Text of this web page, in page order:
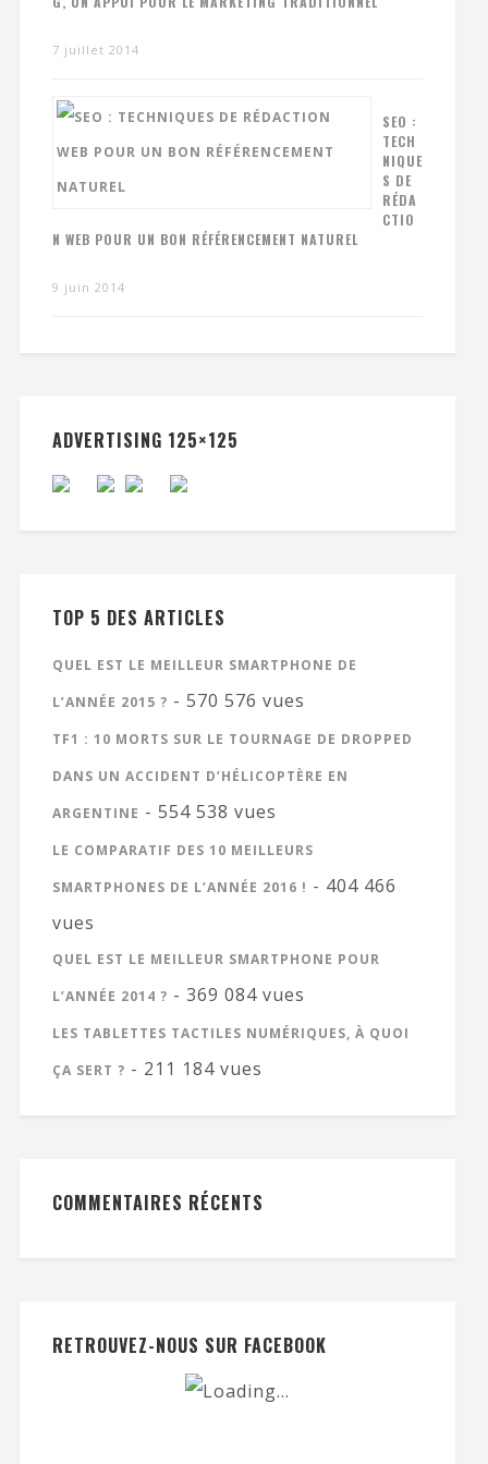
7 juillet 2014
SEO :
TECH
NIQUE
S DE
RÉDA
CTIO
N WEB POUR UN BON RÉFÉRENCEMENT NATUREL
9 juin 2014
ADVERTISING 125×125
TOP 5 DES ARTICLES
QUEL EST LE MEILLEUR SMARTPHONE DE
L’ANNÉE 2015 ? - 570 576 vues
TF1 : 10 MORTS SUR LE TOURNAGE DE DROPPED
DANS UN ACCIDENT D’HÉLICOPTÈRE EN
ARGENTINE - 554 538 vues
LE COMPARATIF DES 10 MEILLEURS
SMARTPHONES DE L’ANNÉE 2016 ! - 404 466
vues
QUEL EST LE MEILLEUR SMARTPHONE POUR
L’ANNÉE 2014 ? - 369 084 vues
LES TABLETTES TACTILES NUMÉRIQUES, À QUOI
ÇA SERT ? - 211 184 vues
COMMENTAIRES RÉCENTS
RETROUVEZ-NOUS SUR FACEBOOK